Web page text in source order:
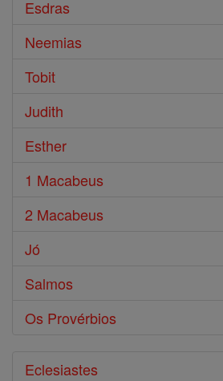
Esdras
Neemias
Tobit
Judith
Esther
1 Macabeus
2 Macabeus
Jó
Salmos
Os Provérbios
Eclesiastes